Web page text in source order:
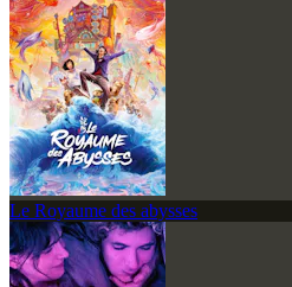
Le Royaume des abysses